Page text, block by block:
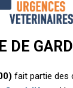
DE
fait partie des